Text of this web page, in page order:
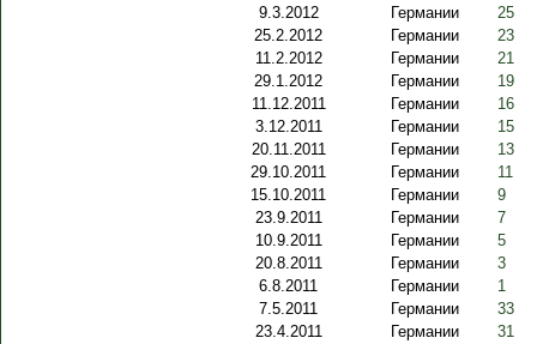
9.3.2012
Германии
25
25.2.2012
Германии
23
11.2.2012
Германии
21
29.1.2012
Германии
19
11.12.2011
Германии
16
3.12.2011
Германии
15
20.11.2011
Германии
13
29.10.2011
Германии
11
15.10.2011
Германии
9
23.9.2011
Германии
7
10.9.2011
Германии
5
20.8.2011
Германии
3
6.8.2011
Германии
1
7.5.2011
Германии
33
23.4.2011
Германии
31